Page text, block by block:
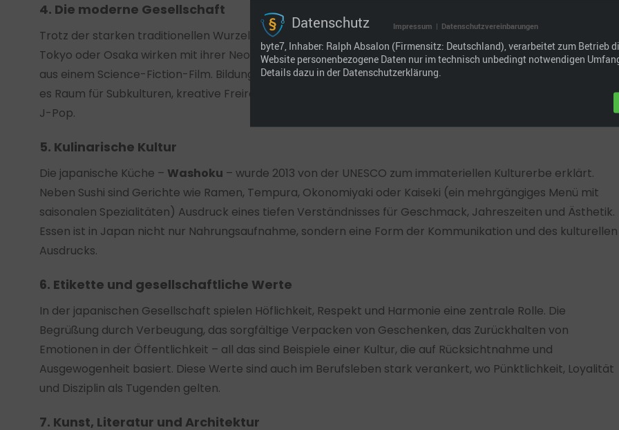
4. Die moderne Gesellschaft
Trotz der starken traditionellen Wurzeln ist Japan ein technologisch hochentwickeltes Land. Städte wie
Tokyo oder Osaka wirken mit ihrer Neonlicht-Architektur, futuristischen Zügen und Robotern beinahe wie
aus einem Science-Fiction-Film. Bildung, Disziplin und Gemeinschaftssinn sind tief verankert. Gleichzeitig gibt
es Raum für Subkulturen, kreative Freiräume und Popkultur – man denke nur an Manga, Anime, Cosplay
J-Pop.
5. Kulinarische Kultur
Die japanische Küche – Washoku – wurde 2013 von der UNESCO zum immateriellen Kulturerbe erklärt.
Neben Sushi sind Gerichte wie Ramen, Tempura, Okonomiyaki oder Kaiseki (ein mehrgängiges Menü mit
saisonalen Spezialitäten) Ausdruck eines tiefen Verständnisses für Geschmack, Jahreszeiten und Ästhetik.
Essen ist in Japan nicht nur Nahrungsaufnahme, sondern eine Form der Kommunikation und des kulturellen
Ausdrucks.
6. Etikette und gesellschaftliche Werte
In der japanischen Gesellschaft spielen Höflichkeit, Respekt und Harmonie eine zentrale Rolle. Die
Begrüßung durch Verbeugung, das sorgfältige Verpacken von Geschenken, das Zurückhalten von
Emotionen in der Öffentlichkeit – all das sind Beispiele einer Kultur, die auf Rücksichtnahme und
Ausgewogenheit basiert. Diese Werte sind auch im Berufsleben stark verankert, wo Pünktlichkeit, Loyalität
und Disziplin als Tugenden gelten.
7. Kunst, Literatur und Architektur
Datenschutz Impressum | Datenschutzvereinbarungen
byte7, Inhaber: Ralph Absalon (Firmensitz: Deutschland), verarbeitet zum Betrieb
Website personenbezogene Daten nur im technisch unbedingt notwendigen
Details dazu in der Datenschutzerklärung.